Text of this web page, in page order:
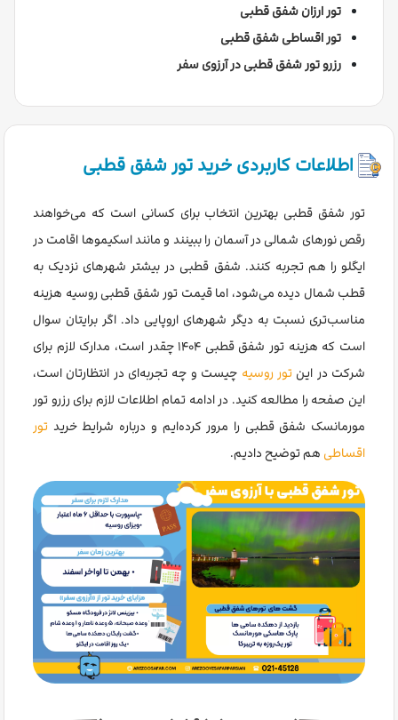
تور ارزان شفق قطبی
تور اقساطی شفق قطبی
رزرو تور شفق قطبی در آرزوی سفر
اطلاعات کاربردی خرید تور شفق قطبی
تور شفق قطبی بهترین انتخاب برای کسانی است که می‌خواهند
رقص نورهای شمالی در آسمان را ببینند و مانند اسکیموها اقامت در
ایگلو را هم تجربه کنند. شفق قطبی در بیشتر شهرهای نزدیک به
قطب شمال دیده می‌شود، اما قیمت تور شفق قطبی روسیه هزینه
مناسب‌تری نسبت به دیگر شهرهای اروپایی داد. اگر برایتان سوال
است که هزینه تور شفق قطبی ۱۴۰۴ چقدر است، مدارک لازم برای
شرکت در این تور روسیه چیست و چه تجربه‌ای در انتظارتان است،
این صفحه را مطالعه کنید. در ادامه تمام اطلاعات لازم برای رزرو تور
مورمانسک شفق قطبی را مرور کرده‌ایم و درباره شرایط خرید تور
اقساطی هم توضیح دادیم.